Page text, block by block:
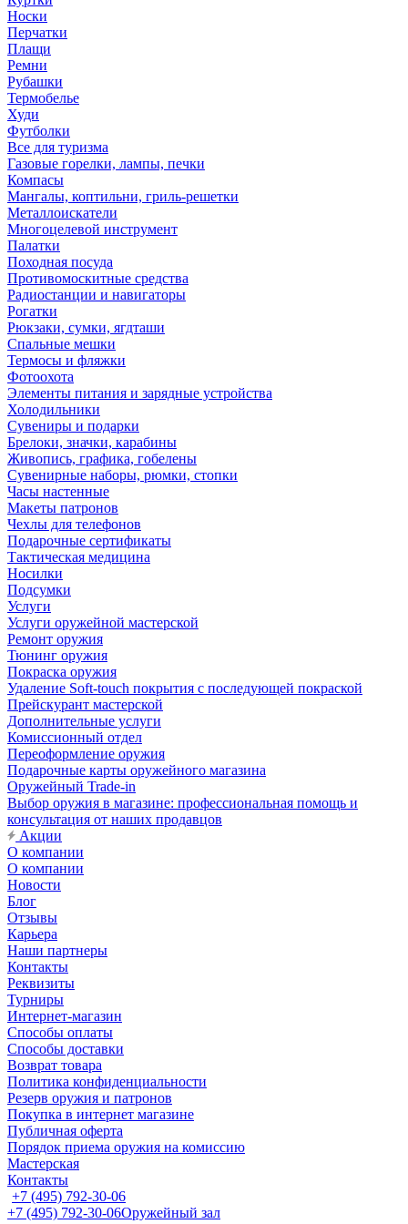
Носки
Перчатки
Плащи
Ремни
Рубашки
Термобелье
Худи
Футболки
Все для туризма
Газовые горелки, лампы, печки
Компасы
Мангалы, коптильни, гриль-решетки
Металлоискатели
Многоцелевой инструмент
Палатки
Походная посуда
Противомоскитные средства
Радиостанции и навигаторы
Рогатки
Рюкзаки, сумки, ягдташи
Спальные мешки
Термосы и фляжки
Фотоохота
Элементы питания и зарядные устройства
Холодильники
Сувениры и подарки
Брелоки, значки, карабины
Живопись, графика, гобелены
Сувенирные наборы, рюмки, стопки
Часы настенные
Макеты патронов
Чехлы для телефонов
Подарочные сертификаты
Тактическая медицина
Носилки
Подсумки
Услуги
Услуги оружейной мастерской
Ремонт оружия
Тюнинг оружия
Покраска оружия
Удаление Soft-touch покрытия с последующей покраской
Прейскурант мастерской
Дополнительные услуги
Комиссионный отдел
Переоформление оружия
Подарочные карты оружейного магазина
Оружейный Trade-in
Выбор оружия в магазине: профессиональная помощь и
консультация от наших продавцов
Акции
О компании
О компании
Новости
Блог
Отзывы
Карьера
Наши партнеры
Контакты
Реквизиты
Турниры
Интернет-магазин
Способы оплаты
Способы доставки
Возврат товара
Политика конфиденциальности
Резерв оружия и патронов
Покупка в интернет магазине
Публичная оферта
Порядок приема оружия на комиссию
Мастерская
Контакты
+7 (495) 792-30-06
+7 (495) 792-30-06Оружейный зал